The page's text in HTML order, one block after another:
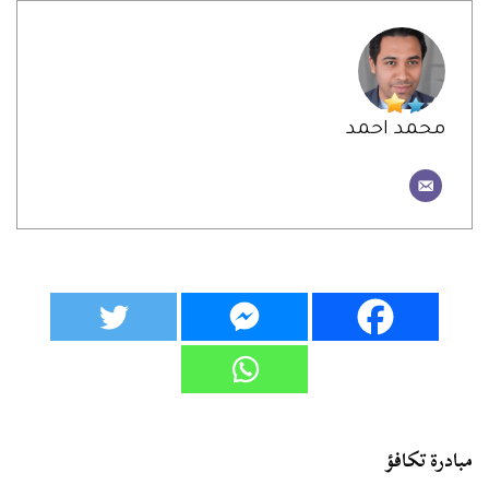
محمد احمد
مبادرة تكافؤ